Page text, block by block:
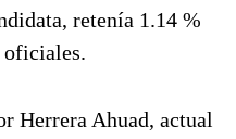
retenía 1.14 %
oficiales.
Herrera Ahuad, actual